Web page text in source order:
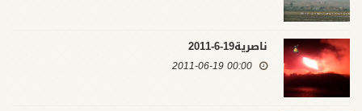
ناصرية19-6-2011
00:00 2011-06-19